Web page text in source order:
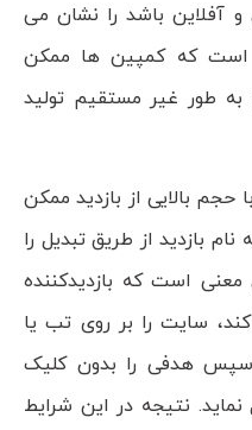
و آفلاین باشد را نشان می
است که کمپین ها ممکن
طور غیر مستقیم تولید
بالایی از بازدید ممکن
بازدید از طریق تبدیل را
است که بازدیدکننده
سایت را بر روی تب یا
و سپس هدفی را بدون کلیک
نتیجه در این شرایط